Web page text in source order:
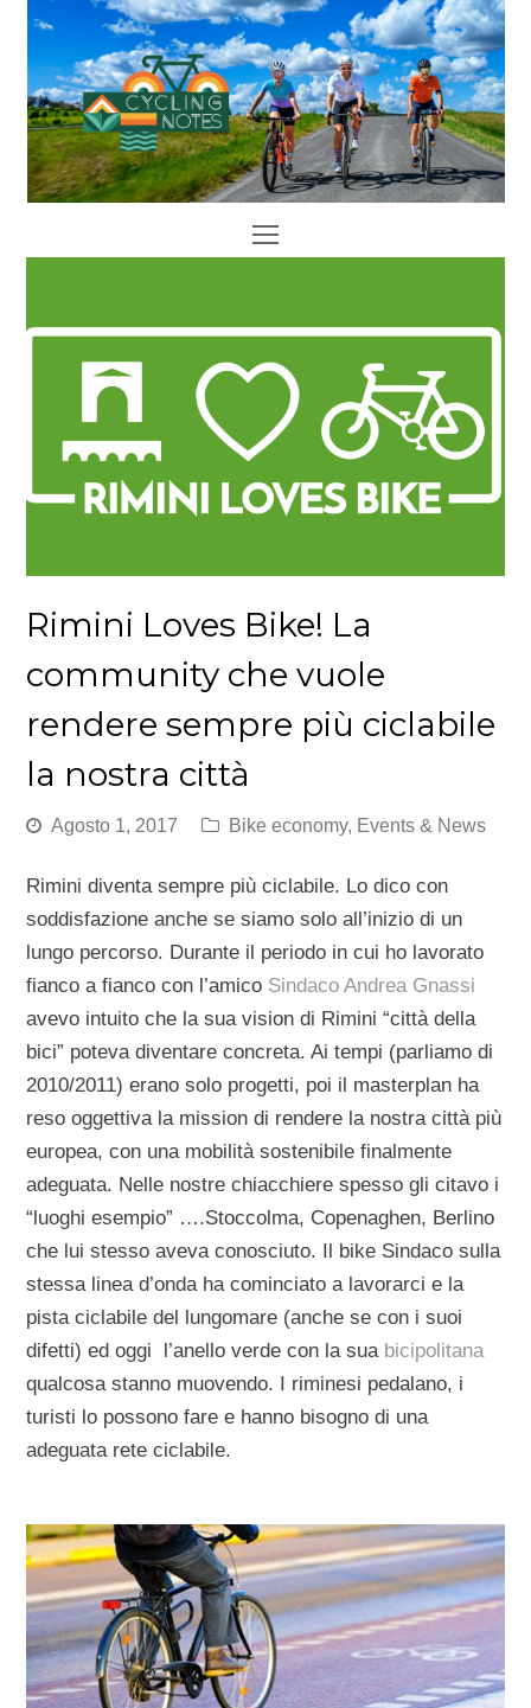
Open
Menu
Rimini Loves Bike! La
community che vuole
rendere sempre più ciclabile
la nostra città
Agosto 1, 2017 Bike economy, Events & News
Rimini diventa sempre più ciclabile. Lo dico con
soddisfazione anche se siamo solo all’inizio di un
lungo percorso. Durante il periodo in cui ho lavorato
fianco a fianco con l’amico Sindaco Andrea Gnassi
avevo intuito che la sua vision di Rimini “città della
bici” poteva diventare concreta. Ai tempi (parliamo di
2010/2011) erano solo progetti, poi il masterplan ha
reso oggettiva la mission di rendere la nostra città più
europea, con una mobilità sostenibile finalmente
adeguata. Nelle nostre chiacchiere spesso gli citavo i
“luoghi esempio” ….Stoccolma, Copenaghen, Berlino
che lui stesso aveva conosciuto. Il bike Sindaco sulla
stessa linea d’onda ha cominciato a lavorarci e la
pista ciclabile del lungomare (anche se con i suoi
difetti) ed oggi l’anello verde con la sua bicipolitana
qualcosa stanno muovendo. I riminesi pedalano, i
turisti lo possono fare e hanno bisogno di una
adeguata rete ciclabile.